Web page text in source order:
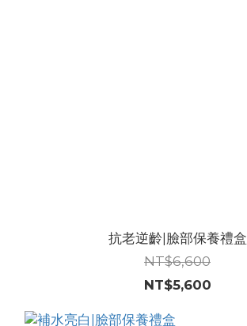
抗老逆齡|臉部保養禮盒
NT$6,600
NT$5,600